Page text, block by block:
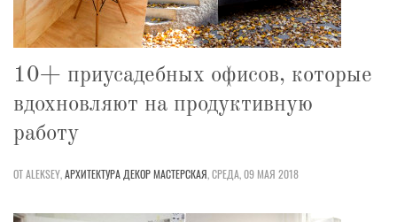
10+ приусадебных офисов, которые
вдохновляют на продуктивную
работу
ОТ ALEKSEY,АРХИТЕКТУРА ДЕКОРМАСТЕРСКАЯ,СРЕДА, 09 МАЯ 2018